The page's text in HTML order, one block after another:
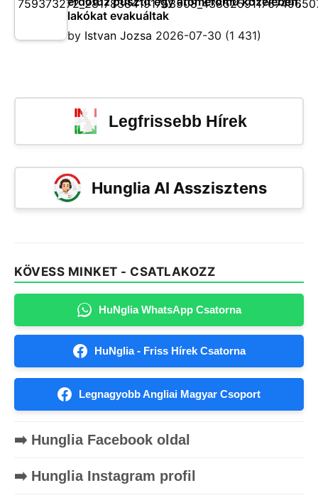
lakókat evakuáltak
by Istvan Jozsa 2026-07-30 (1 431)
Legfrissebb Hírek
Hunglia AI Asszisztens
KÖVESS MINKET - CSATLAKOZZ
HuNglia WhatsApp Csatorna
HuNglia - Friss Hírek Csatorna
Legnagyobb Angliai Magyar Csoport
➡️ Hunglia Facebook oldal
➡️ Hunglia Instagram profil